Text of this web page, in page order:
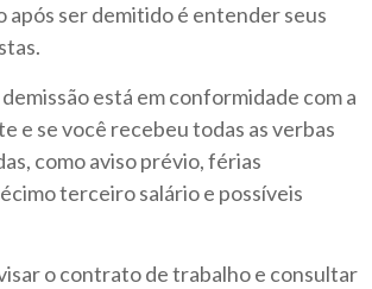
após ser demitido é entender seus
está em conformidade com a
e se você recebeu todas as verbas
como aviso prévio, férias
terceiro salário e possíveis
o contrato de trabalho e consultar